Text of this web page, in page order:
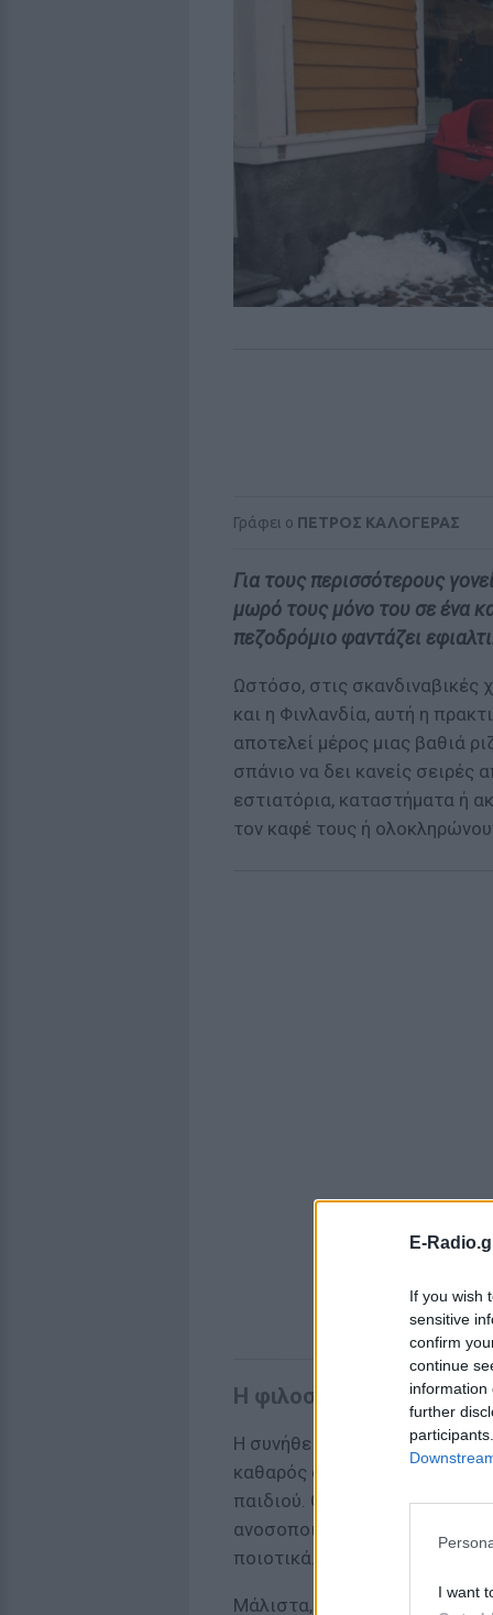
E-
If you wish
sensitive
confirm
continue
information
further
I want
Γράφει ο ΠΕΤΡΟΣ ΚΑΛΟΓΕΡΑΣ
Για τους περισσότερους
μωρό τους μόνο του σε ένα
πεζοδρόμιο φαντάζει
Ωστόσο, στις σκανδιναβικές
και η Φινλανδία, αυτή η
αποτελεί μέρος μιας βαθιά
σπάνιο να δει κανείς
εστιατόρια, καταστήματα ή
τον καφέ τους ή
Η φιλοσοφία του
Η συνήθεια αυτή δεν
καθαρός αέρας είναι ζωτικής
παιδιού. Οι Σκανδιναβοί
ανοσοποιητικό σύστημα και
ποιοτικά.
Μάλιστα, μια φινλανδική